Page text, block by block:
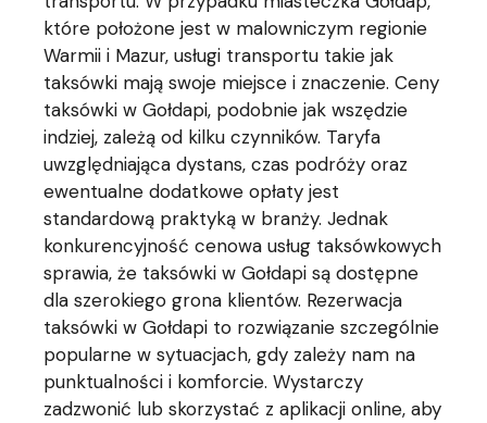
które położone jest w malowniczym regionie
Warmii i Mazur, usługi transportu takie jak
taksówki mają swoje miejsce i znaczenie. Ceny
taksówki w Gołdapi, podobnie jak wszędzie
indziej, zależą od kilku czynników. Taryfa
uwzględniająca dystans, czas podróży oraz
ewentualne dodatkowe opłaty jest
standardową praktyką w branży. Jednak
konkurencyjność cenowa usług taksówkowych
sprawia, że taksówki w Gołdapi są dostępne
dla szerokiego grona klientów. Rezerwacja
taksówki w Gołdapi to rozwiązanie szczególnie
popularne w sytuacjach, gdy zależy nam na
punktualności i komforcie. Wystarczy
zadzwonić lub skorzystać z aplikacji online, aby